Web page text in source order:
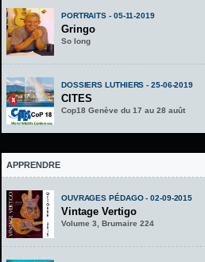
PORTRAITS - 05-11-2019
Gringo
So long
DOSSIERS LUTHIERS - 25-06-2019
CITES
Cop18 Genève du 17 au 28 auût
APPRENDRE
OUVRAGES PÉDAGO - 02-09-2015
Vintage Vertigo
Volume 3, Brumaire 224